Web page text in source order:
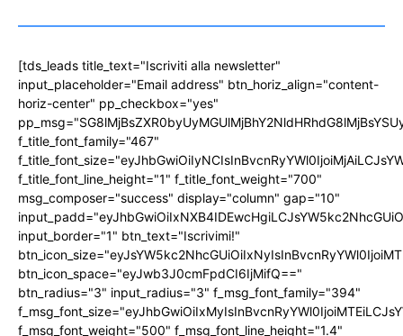
[tds_leads title_text="Iscriviti alla newsletter"
input_placeholder="Email address" btn_horiz_align="content-
horiz-center" pp_checkbox="yes"
f_title_font_family="467"
f_title_font_line_height="1" f_title_font_weight="700"
msg_composer="success" display="column" gap="10"
input_border="1" btn_text="Iscrivimi!"
btn_icon_space="eyJwb3J0cmFpdCI6IjMifQ=="
btn_radius="3" input_radius="3" f_msg_font_family="394"
f_msg_font_weight="500" f_msg_font_line_height="1.4"